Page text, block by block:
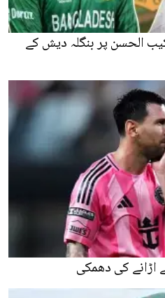
الحسن پر بنگلہ دیش کے
کی دھمکی